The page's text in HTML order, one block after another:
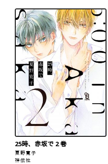
25時、赤坂で 2 巻
夏野寛子
祥伝社